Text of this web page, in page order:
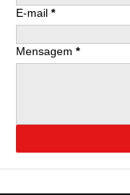
E-mail *
Mensagem *